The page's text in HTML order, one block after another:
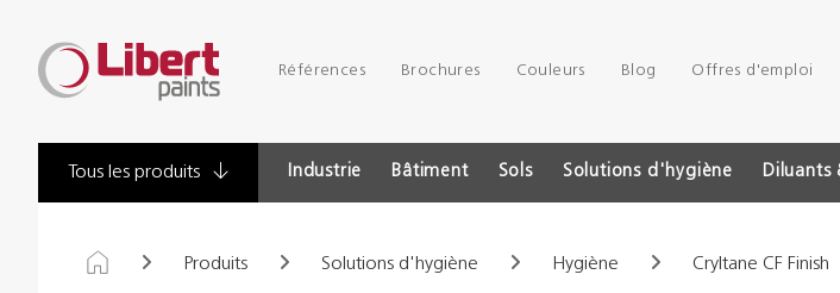
Paints
Références Brochures Couleurs Blog Offres d'emploi
Tous les produits Industrie Bâtiment Sols Solutions d'hygiène Diluants
Produits Solutions d'hygiène Hygiène Cryltane CF Finish